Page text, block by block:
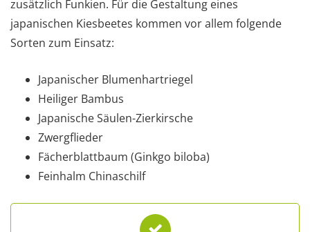
zusätzlich Funkien. Für die Gestaltung eines
japanischen Kiesbeetes kommen vor allem folgende
Sorten zum Einsatz:
Japanischer Blumenhartriegel
Heiliger Bambus
Japanische Säulen-Zierkirsche
Zwergflieder
Fächerblattbaum (Ginkgo biloba)
Feinhalm Chinaschilf